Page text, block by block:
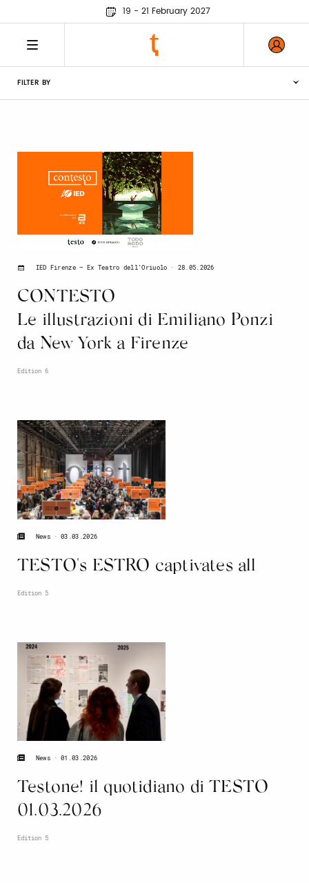
19 - 21 February 2027
FILTER BY
CONTESTO
Le illustrazioni di Emiliano Ponzi
da New York a Firenze
IED Firenze – Ex Teatro dell’Oriuolo 28.05.2026
Edition 6
TESTO's ESTRO captivates all
News 03.03.2026
Edition 5
Testone! il quotidiano di TESTO
01.03.2026
News 01.03.2026
Edition 5